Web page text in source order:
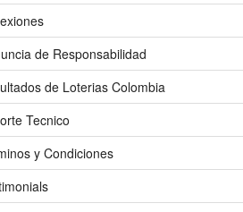
de Responsabilidad
de Loterias Colombia
Tecnico
y Condiciones